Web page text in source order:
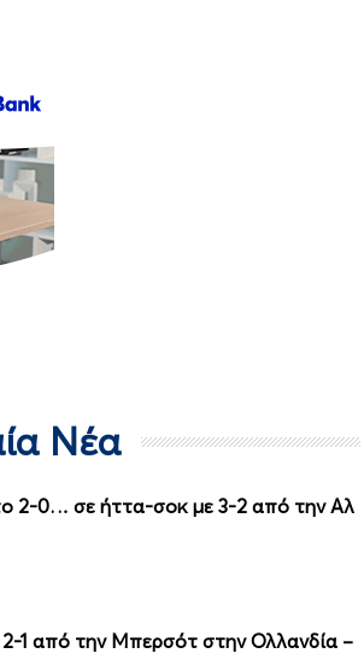
Νέα
2-0… σε ήττα-σοκ με 3-2 από την Αλ
1 από την Μπερσότ στην Ολλανδία –